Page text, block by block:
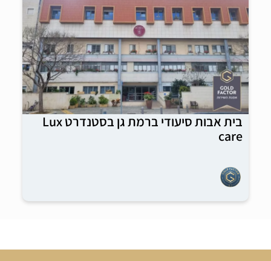
בית אבות סיעודי ברמת גן בסטנדרט Lux
care